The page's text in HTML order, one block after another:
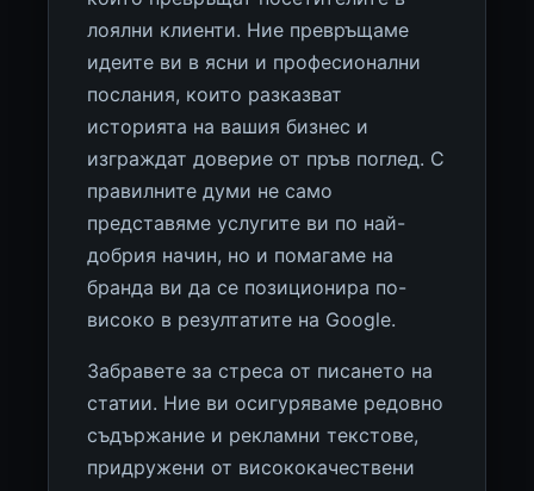
лоялни клиенти. Ние превръщаме
идеите ви в ясни и професионални
послания, които разказват
историята на вашия бизнес и
изграждат доверие от пръв поглед. С
правилните думи не само
представяме услугите ви по най-
добрия начин, но и помагаме на
бранда ви да се позиционира по-
високо в резултатите на Google.
Забравете за стреса от писането на
статии. Ние ви осигуряваме редовно
съдържание и рекламни текстове,
придружени от висококачествени